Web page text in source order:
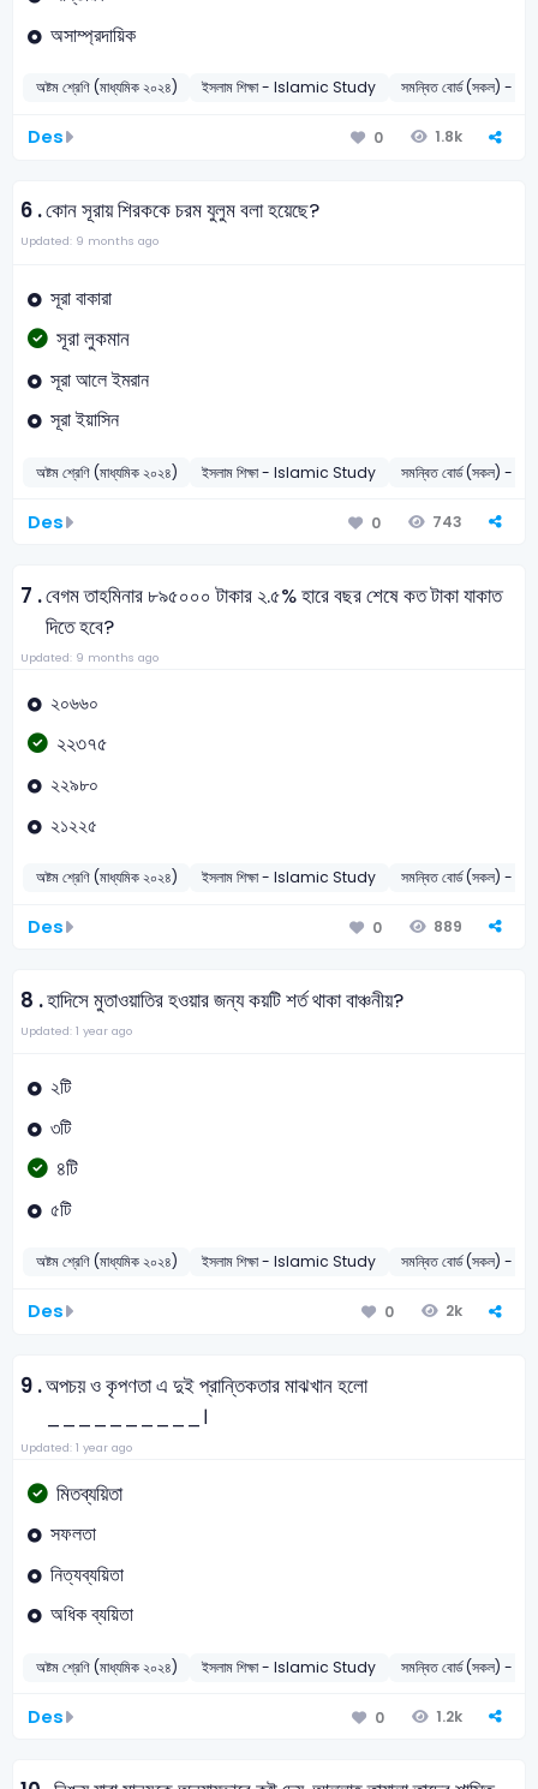
অসাম্প্রদায়িক
অষ্টম শ্রেণি (মাধ্যমিক ২০২৪) ইসলাম শিক্ষা - Islamic Study সমন্বিত বোর্ড (সকল) -
Des 0 1.8k
6 .কোন সূরায় শিরককে চরম যুলুম বলা হয়েছে?
Updated: 9 months ago
সূরা বাকারা
সূরা লুকমান
সূরা আলে ইমরান
সূরা ইয়াসিন
অষ্টম শ্রেণি (মাধ্যমিক ২০২৪) ইসলাম শিক্ষা - Islamic Study সমন্বিত বোর্ড (সকল) -
Des 0 743
7 .বেগম তাহমিনার ৮৯৫০০০ টাকার ২.৫% হারে বছর শেষে কত টাকা যাকাত
দিতে হবে?
Updated: 9 months ago
২০৬৬০
২২৩৭৫
২২৯৮০
২১২২৫
অষ্টম শ্রেণি (মাধ্যমিক ২০২৪) ইসলাম শিক্ষা - Islamic Study সমন্বিত বোর্ড (সকল) -
Des 0 889
8 .হাদিসে মুতাওয়াতির হওয়ার জন্য কয়টি শর্ত থাকা বাঞ্চনীয়?
Updated: 1 year ago
২টি
৩টি
৪টি
৫টি
অষ্টম শ্রেণি (মাধ্যমিক ২০২৪) ইসলাম শিক্ষা - Islamic Study সমন্বিত বোর্ড (সকল) -
Des 0 2k
9 .অপচয় ও কৃপণতা এ দুই প্রান্তিকতার মাঝখান হলো
__________।
Updated: 1 year ago
মিতব্যয়িতা
সফলতা
নিত্যব্যয়িতা
অধিক ব্যয়িতা
অষ্টম শ্রেণি (মাধ্যমিক ২০২৪) ইসলাম শিক্ষা - Islamic Study সমন্বিত বোর্ড (সকল) -
Des 0 1.2k